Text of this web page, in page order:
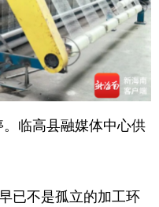
临高县融媒体中心供
不是孤立的加工环